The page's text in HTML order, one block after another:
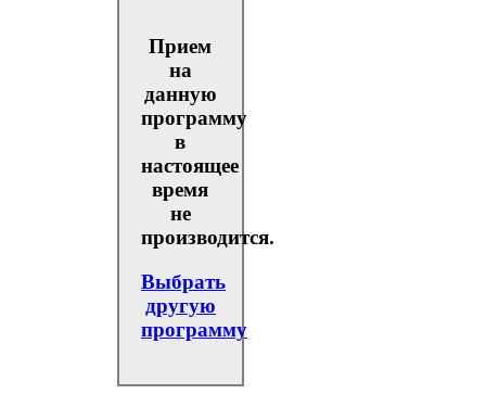
Прием
на
данную
программу
в
настоящее
время
не
производится.
Выбрать
другую
программу